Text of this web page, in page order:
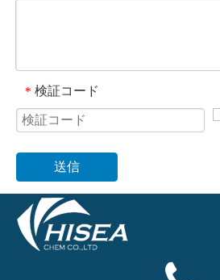
* 検証コード
送信